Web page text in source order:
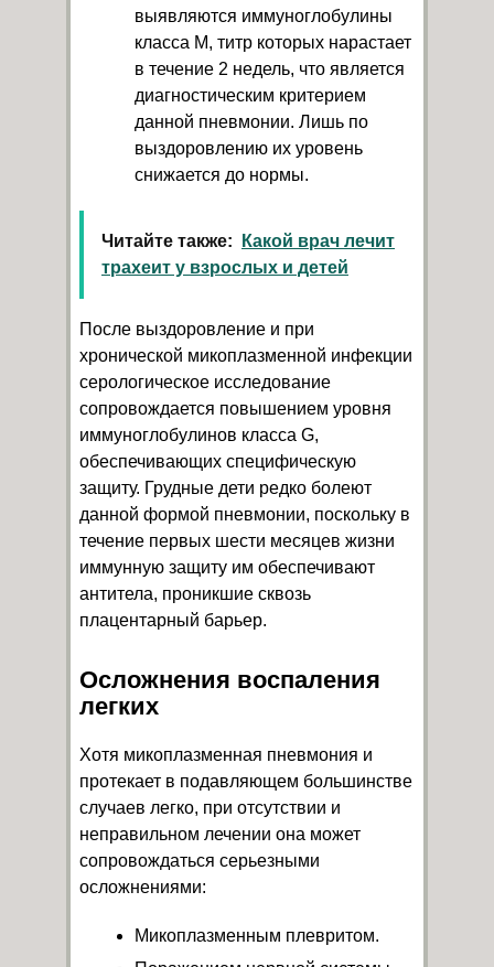
выявляются иммуноглобулины
класса М, титр которых нарастает
в течение 2 недель, что является
диагностическим критерием
данной пневмонии. Лишь по
выздоровлению их уровень
снижается до нормы.
Читайте также:
Какой врач лечит
трахеит у взрослых и детей
После выздоровление и при
хронической микоплазменной инфекции
серологическое исследование
сопровождается повышением уровня
иммуноглобулинов класса G,
обеспечивающих специфическую
защиту. Грудные дети редко болеют
данной формой пневмонии, поскольку в
течение первых шести месяцев жизни
иммунную защиту им обеспечивают
антитела, проникшие сквозь
плацентарный барьер.
Осложнения воспаления
легких
Хотя микоплазменная пневмония и
протекает в подавляющем большинстве
случаев легко, при отсутствии и
неправильном лечении она может
сопровождаться серьезными
осложнениями:
Микоплазменным плевритом.